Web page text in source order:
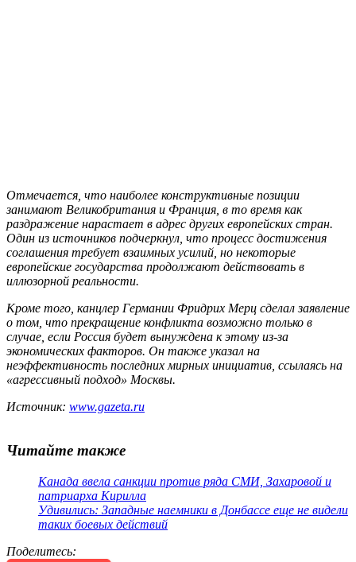
Отмечается, что наиболее конструктивные позиции
занимают Великобритания и Франция, в то время как
раздражение нарастает в адрес других европейских стран.
Один из источников подчеркнул, что процесс достижения
соглашения требует взаимных усилий, но некоторые
европейские государства продолжают действовать в
иллюзорной реальности.
Кроме того, канцлер Германии Фридрих Мерц сделал заявление
о том, что прекращение конфликта возможно только в
случае, если Россия будет вынуждена к этому из-за
экономических факторов. Он также указал на
неэффективность последних мирных инициатив, ссылаясь на
«агрессивный подход» Москвы.
Источник: www.gazeta.ru
Читайте также
Канада ввела санкции против ряда СМИ, Захаровой и
патриарха Кирилла
Удивились: Западные наемники в Донбассе еще не видели
таких боевых действий
Поделитесь: